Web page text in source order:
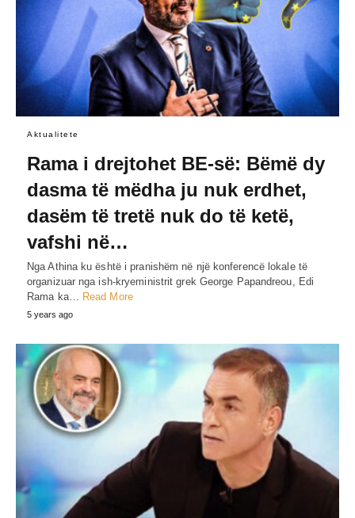
Aktualitete
Rama i drejtohet BE-së: Bëmë dy
dasma të mëdha ju nuk erdhet,
dasëm të tretë nuk do të ketë,
vafshi në…
Nga Athina ku është i pranishëm në një konferencë lokale të
organizuar nga ish-kryeministrit grek George Papandreou, Edi
Rama ka… Read More
5 years ago